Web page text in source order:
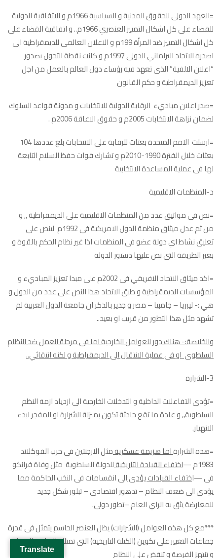
=العهد الدولى للحقوق المدنية و السياسية 1966م و الاتفاقية الدولية
للقضاء على كل اشكال التمييز العنصري 1966م.. و اتفاقية القضاء على
كل اشكال التمييز ضد المرأة 199م و الاعلان العالمى للديمقراطية الى
اصدره الاتحاد البرلماني الدولى 1997م و كانت نقطة التحول بصدور
“اعلان الالفية” الذى تعهد فيه رؤساء دول العالم بالعمل من اجل
تعزيز الديمقراطية و حكم القانون
=صدر اعلان مباديء الرقابة الدولية للانتخابات و مدونة قواعد السلوك
لضمان نزاهة الانتخابات 2005م و حقوق الاعاقة 2006م .
=ارسلت الامم المتحدة بعثات للرقابة على الانتخابات بلغ عددها 104
بعثات خلال الفترة 1990-2010م و تشارك قوات حفظ السلام التابعة
لها فى عملية المساعدة الانتخابية
د-المنظمات الاقليمية
=نص فى مواثيق عدد من المنظمات الاقليمية على الديمقراطية ,, و
من ثم عدل ميثاق منظمة الدول الامريكية فى 1992م لينص على
تعليق نشاط اي دولة عضو فى المنظمات اذا غير نظام الحكم بالقوة و
بغير الطريقة التى نص عليها دستور الدولة
=اكد ميثاق الاتحاد الافريقي فى 2002م على مبدا تعزيز المباديء و
المؤسسات الديمقراطية و طبق الاتحاد هذا النص على عدد من الدول و
هي :- ليبريا – جامبيا – مصر و جدير بالذكر ان جامعة الدول العربية لم
تشهد مثل هذا التطور من قريب او بعيد..
والخلاصة:- هناك دور للعوامل الخارجية اما فى مرحلة العمل ضد النظام
السلطوى او فى عملية الانتقال الى الديمقراطية و لكنه انتقائي..
3-الشرارة
=تؤدى التفاعلات الداخلية و التدخلات الخارجية الى ازدياد ازمة النظم
السلطوية,, و عادة ما تقع حادثة تكون بمنزلة الشرارة او المفجر لبدء
الانهيار.
=هذه الشرارةاما هزيمة عسكريةمثل الارجنتين فى حرب الفوكلاند
1983م —
اختفاء القيادة التاريخيةللدولة السلطوية مثل وفاة فرانكو
فى —اختفاء القيادات يؤدىالى انقسامات فى النخب الحاكمة مما
يؤدى الى ضعف النظام – تدهور اقتصادى – تبلور شكل جديد
للمعارضة يثق به الراي العام –تطور دولى.
***مع كل هذه العوامل (الشرارات) يظل العنصر الحاسم يتمثل فى قدرة
جماعات التغيير على تكوين (الكتلة التاريخية) التى تمتلك الجراة و الاقدام
و تنتهز الفرصة و تنقض على النظام
Translate